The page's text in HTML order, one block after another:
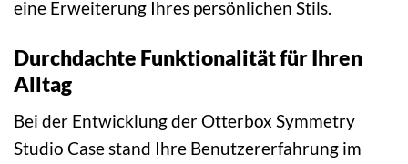
eine Erweiterung Ihres persönlichen Stils.
Durchdachte Funktionalität für Ihren
Alltag
Bei der Entwicklung der Otterbox Symmetry
Studio Case stand Ihre Benutzererfahrung im